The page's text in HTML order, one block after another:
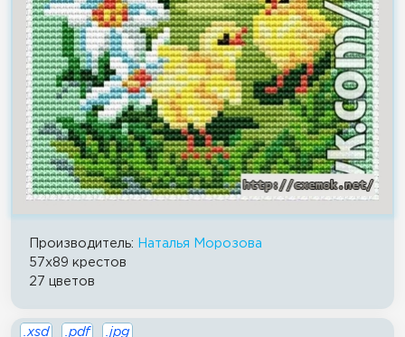
Производитель:
Наталья Морозова
57x89 крестов
27 цветов
.xsd .pdf .jpg